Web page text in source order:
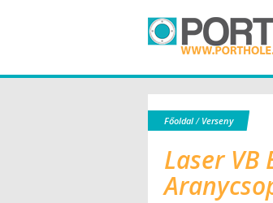
Főoldal/ Verseny
Laser VB